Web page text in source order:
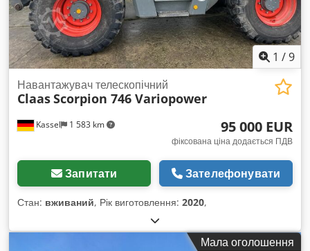
1 /9
Kassel 1 583 km
Навантажувач телескопічний
ClaasScorpion 746 Variopower
95 000 EUR
фіксована ціна додається ПДВ
Запитати Зателефонувати
Стан: вживаний, Рік виготовлення: 2020,
Мала оголошення